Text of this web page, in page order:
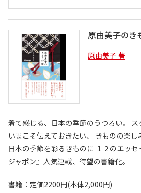
原由美子のき
原由美子 著
着て感じる、日本の季節のうつろい。
いまこそ伝えておきたい、 きものの楽し
日本の季節を彩るきものに １２のエッ
ジャポン』人気連載、待望の書籍化。
書籍：定価2200円(本体2,000円)